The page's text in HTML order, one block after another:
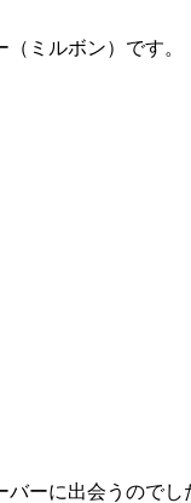
ミルボン）です。
ーに出会うのでし